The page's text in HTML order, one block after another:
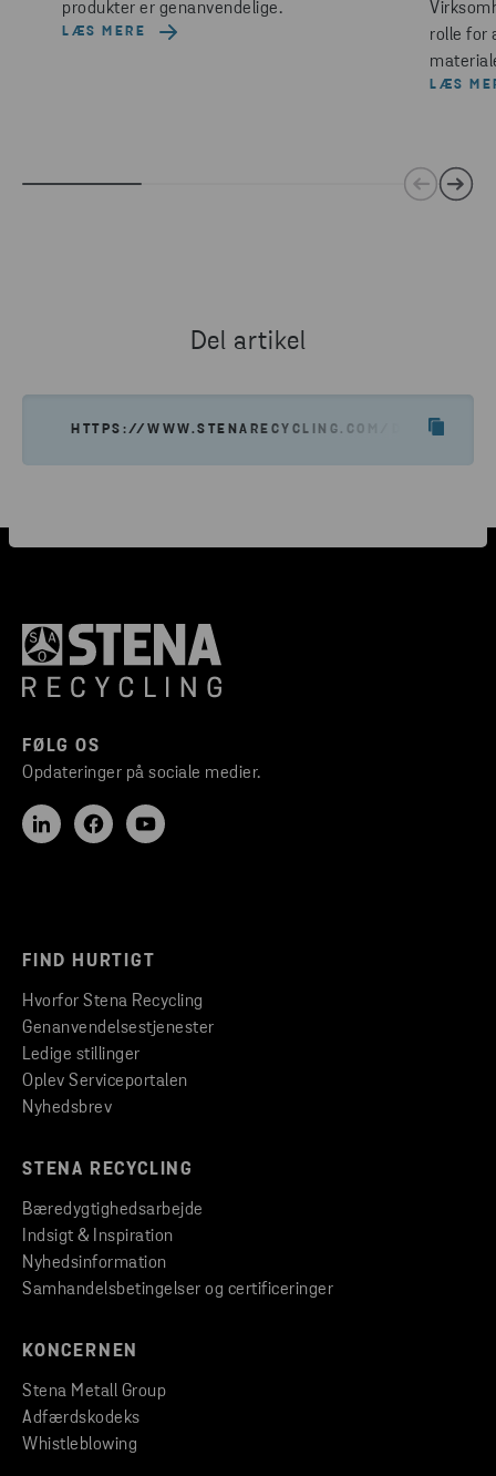
produkter er genanvendelige.
LÆS MERE
rolle for
LÆS
Del artikel
HTTPS://WWW.STENARECYCLING.COM/DA/
FØLG OS
Opdateringer på sociale medier.
FIND HURTIGT
Hvorfor Stena Recycling
Genanvendelsestjenester
Ledige stillinger
Oplev Serviceportalen
Nyhedsbrev
STENA RECYCLING
Bæredygtighedsarbejde
Indsigt & Inspiration
Nyhedsinformation
Samhandelsbetingelser og certificeringer
KONCERNEN
Stena Metall Group
Adfærdskodeks
Whistleblowing